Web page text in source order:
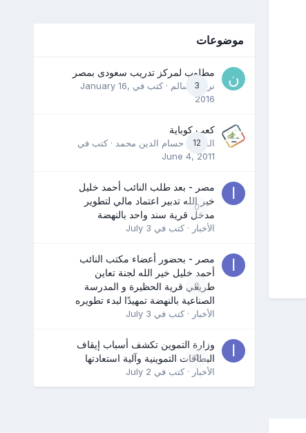
موضوعات
3
مطلوب لمركز تدريب سعودى بمصر
نرمين سالم · كتب في January 16,
2016
12
كعب كوباية
المدرب حسام الدين محمد · كتب في
June 4, 2011
0
مصر - بعد طلب النائب أحمد خليل
خير الله تدبير اعتماد مالي لتطوير
مدخل قرية سند واحد بالنهضة
الأخبار · كتب في July 3
0
مصر - بحضور أعضاء مكتب النائب
أحمد خليل خير الله لجنة تعاين
طريقي قرية الحظيرة و المدرسة
الصناعية بالنهضة تمهيدًا لبدء تطويره
الأخبار · كتب في July 3
0
وزارة التموين تكشف أسباب إيقاف
البطاقات التموينية وآلية استعادتها
الأخبار · كتب في July 2